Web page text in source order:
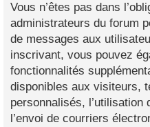
Vous n’êtes pas dans
administrateurs du forum
de messages aux
inscrivant, vous pouvez
fonctionnalités
disponibles aux visiteurs,
personnalisés, l’utilisation
l’envoi de courriers